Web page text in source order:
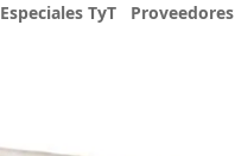
Especiales TyT Proveedores